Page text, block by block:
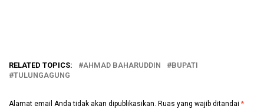
RELATED TOPICS: AHMAD BAHARUDDIN
BUPATI
TULUNGAGUNG
Alamat email Anda tidak akan dipublikasikan. Ruas yang wajib ditandai *